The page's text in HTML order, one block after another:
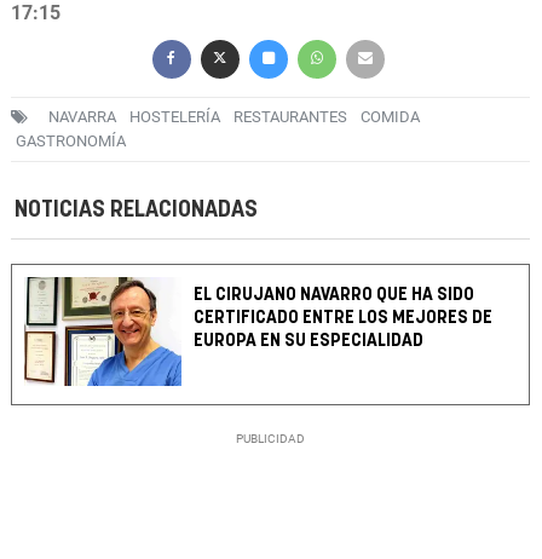
17:15
NAVARRA HOSTELERÍA RESTAURANTES
COMIDA
GASTRONOMÍA
NOTICIAS RELACIONADAS
EL CIRUJANO NAVARRO QUE HA SIDO
CERTIFICADO ENTRE LOS MEJORES DE
EUROPA EN SU ESPECIALIDAD